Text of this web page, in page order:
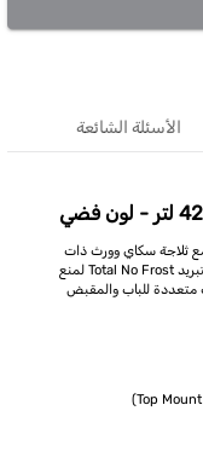
الأسئلة الشائعة
ثلاجة سكاي وورث ذات
الباب العلوي، التي تقدم سعة إجمالية 420 لتر وتقنية التبريد Total No Frost لمنع
متعددة للباب والمقبض